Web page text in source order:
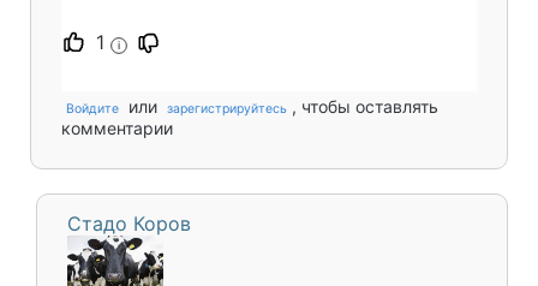
1 i
Войдите или зарегистрируйтесь , чтобы оставлять
комментарии
Стадо Коров